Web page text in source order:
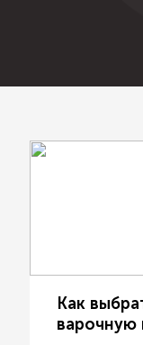
Как
варочную